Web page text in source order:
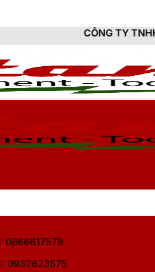
BỊ DỤNG CỤ KỸ THUẬT
0866617579
0932623575